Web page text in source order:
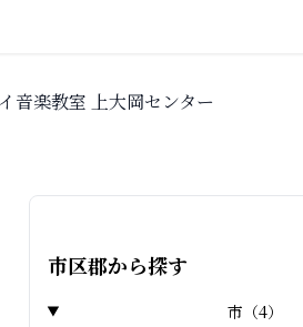
音楽教室 上大岡センター
市区郡から探す
市 （4）